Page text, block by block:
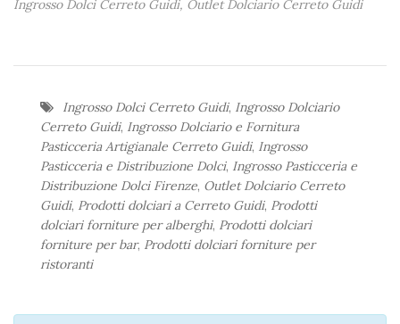
Ingrosso Dolci Cerreto Guidi, Outlet Dolciario Cerreto Guidi
Ingrosso Dolci Cerreto Guidi, Ingrosso Dolciario
Cerreto Guidi, Ingrosso Dolciario e Fornitura
Pasticceria Artigianale Cerreto Guidi, Ingrosso
Pasticceria e Distribuzione Dolci, Ingrosso Pasticceria e
Distribuzione Dolci Firenze, Outlet Dolciario Cerreto
Guidi, Prodotti dolciari a Cerreto Guidi, Prodotti
dolciari forniture per alberghi, Prodotti dolciari
forniture per bar, Prodotti dolciari forniture per
ristoranti